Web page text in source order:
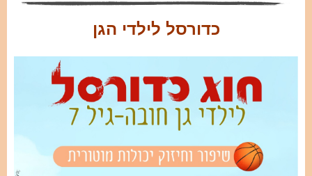
כדורסל לילדי הגן